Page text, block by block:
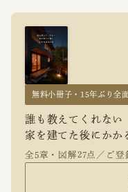
無料小冊子・15年ぶり全
誰も教えてくれない
家を建てた後にかか
全5章・図解27点／ご